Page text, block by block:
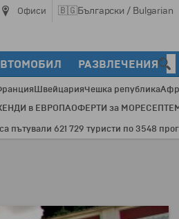
Офиси 🇧🇬Български / Bulgarian
РАЗВЛЕЧЕНИЯ
ШвейцарияЧешка република
в ЕВРОПАОФЕРТИ за МОРЕ
621 729 туристи по 3548